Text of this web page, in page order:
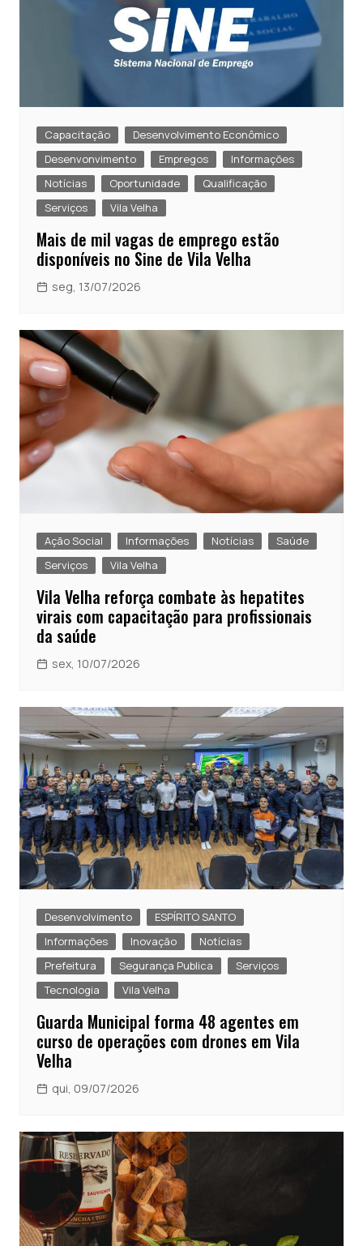
Capacitação
Desenvolvimento Econômico
Desenvonvimento
Empregos
Informações
Notícias
Oportunidade
Qualificação
Serviços
Vila Velha
Mais de mil vagas de emprego estão
disponíveis no Sine de Vila Velha
seg, 13/07/2026
Ação Social Informações Notícias
Saúde
Serviços
Vila Velha
Vila Velha reforça combate às hepatites
virais com capacitação para profissionais
da saúde
sex, 10/07/2026
Desenvolvimento
ESPÍRITO SANTO
Informações
Inovação
Notícias
Prefeitura
Segurança Publica
Serviços
Tecnologia
Vila Velha
Guarda Municipal forma 48 agentes em
curso de operações com drones em Vila
Velha
qui, 09/07/2026